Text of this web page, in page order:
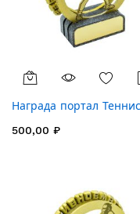
Награда портал
500,00 ₽